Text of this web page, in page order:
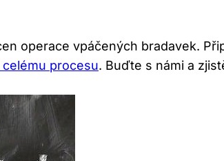
operace vpáčených bradavek.
procesu. Buďte s námi a